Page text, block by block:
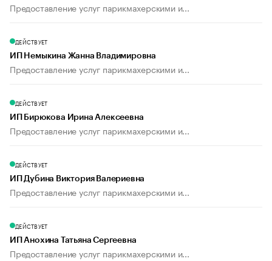
Предоставление услуг парикмахерскими и...
ДЕЙСТВУЕТ
ИП Немыкина Жанна Владимировна
Предоставление услуг парикмахерскими и...
ДЕЙСТВУЕТ
ИП Бирюкова Ирина Алексеевна
Предоставление услуг парикмахерскими и...
ДЕЙСТВУЕТ
ИП Дубина Виктория Валериевна
Предоставление услуг парикмахерскими и...
ДЕЙСТВУЕТ
ИП Анохина Татьяна Сергеевна
Предоставление услуг парикмахерскими и...